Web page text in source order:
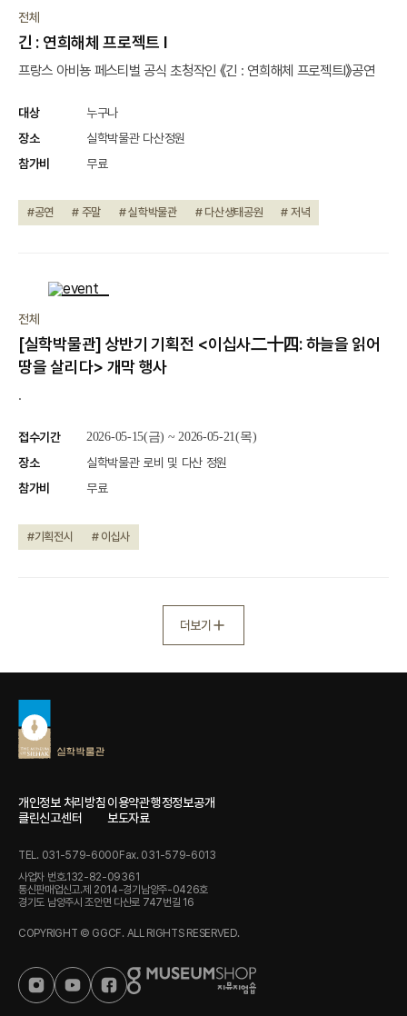
전체
긴 : 연희해체 프로젝트 Ⅰ
프랑스 아비뇽 페스티벌 공식 초청작인 《긴 : 연희해체 프로젝트Ⅰ》공연
대상
누구나
장소
실학박물관 다산정원
참가비
무료
#공연 # 주말 # 실학박물관 # 다산생태공원 # 저녁
전체
[실학박물관] 상반기 기획전 <이십사二十四: 하늘을 읽어
땅을 살리다> 개막 행사
.
접수기간 2026-05-15(금) ~ 2026-05-21(목)
장소
실학박물관 로비 및 다산 정원
참가비
무료
#기획전시 # 이십사
더보기
개인정보 처리방침이용약관행정정보공개
클린신고센터
보도자료
TEL. 031-579-6000Fax. 031-579-6013
사업자 번호.132-82-09361
통신판매업신고.제 2014-경기남양주-0426호
경기도 남양주시 조안면 다산로 747번길 16
COPYRIGHT © GGCF. ALL RIGHTS RESERVED.